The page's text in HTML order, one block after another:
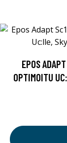
EPOS
OPTIMOITU